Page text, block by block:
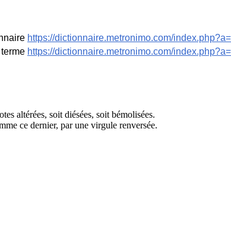
https://dictionnaire.metronimo.com/
https://dictionnaire.metronimo.com/
altérées, soit diésées, soit bémolisées.
ce dernier, par une virgule renversée.